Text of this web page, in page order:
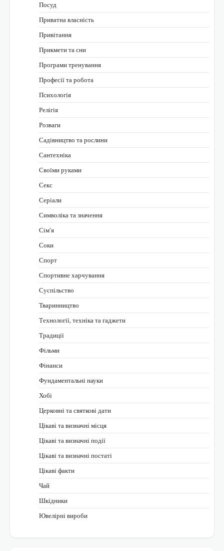
Посуд
Приватна власність
Привітання
Прикмети та сни
Програми тренування
Професії та робота
Психологія
Релігія
Розваги
Садівництво та рослини
Сантехніка
Своїми руками
Секс
Серіали
Символіка та значення
Сім’я
Соки
Спорт
Спортивне харчування
Суспільство
Тваринництво
Технології, техніка та гаджети
Традиції
Фільми
Фінанси
Фундаментальні науки
Хобі
Церковні та святкові дати
Цікаві та визначні місця
Цікаві та визначні події
Цікаві та визначні постаті
Цікаві факти
Чай
Шкідники
Ювелірні вироби